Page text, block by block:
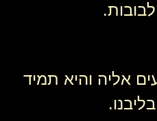
אליה והיא תמיד